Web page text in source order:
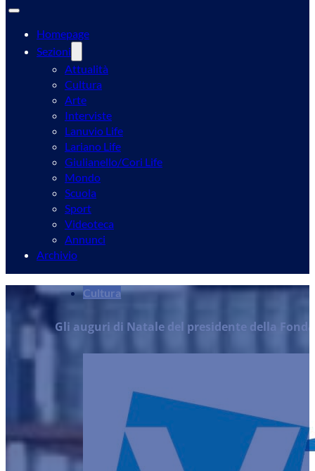
Homepage
Sezioni
Attualità
Cultura
Arte
Interviste
Lanuvio Life
Lariano Life
Giulianello/Cori Life
Mondo
Scuola
Sport
Videoteca
Annunci
Archivio
Cultura
Gli auguri di Natale del presidente della